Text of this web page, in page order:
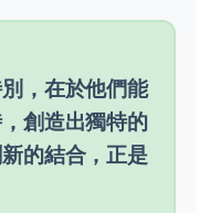
，在於他們能
創造出獨特的
的結合，正是